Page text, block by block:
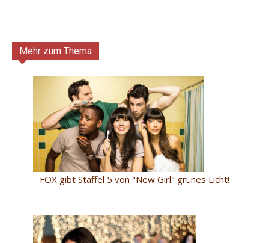
Mehr zum Thema
FOX gibt Staffel 5 von "New Girl" grünes Licht!